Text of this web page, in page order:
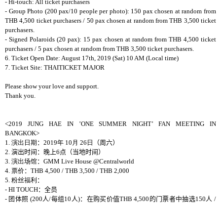
- Hi-touch: All ticket purchasers
- Group Photo (200 pax/10 people per photo): 150 pax chosen at random from
THB 4,500 ticket purchasers / 50 pax chosen at random from THB 3,500 ticket
purchasers.
- Signed Polaroids (20 pax): 15 pax chosen at random from THB 4,500 ticket
purchasers / 5 pax chosen at random from THB 3,500 ticket purchasers.
6. Ticket Open Date: August 17th, 2019 (Sat) 10 AM (Local time)
7. Ticket Site: THAITICKET MAJOR
Please show your love and support.
Thank you.
<2019 JUNG HAE IN ’ONE SUMMER NIGHT’ FAN MEETING IN
BANGKOK>
1. 演出日期 ： 2019年 10 月 26 日
（周六）
2. 演出时间 ： 晚 上6 点（当地时间 ）
3. 演出场馆： GMM Live House @Centralworld
4. 票价： THB 4,500 / THB 3,500 / THB 2,000
5. 粉丝福利 ：
- HI TOUCH：全员
- 团体照 (200 人/每组 10 人)：在购买价值THB 4,500 的门票者中抽选150 人 /